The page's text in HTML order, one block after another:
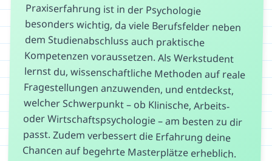
Praxiserfahrung ist in der Psychologie
besonders wichtig, da viele Berufsfelder neben
dem Studienabschluss auch praktische
Kompetenzen voraussetzen. Als Werkstudent
lernst du, wissenschaftliche Methoden auf reale
Fragestellungen anzuwenden, und entdeckst,
welcher Schwerpunkt – ob Klinische, Arbeits-
oder Wirtschaftspsychologie – am besten zu dir
passt. Zudem verbessert die Erfahrung deine
Chancen auf begehrte Masterplätze erheblich.